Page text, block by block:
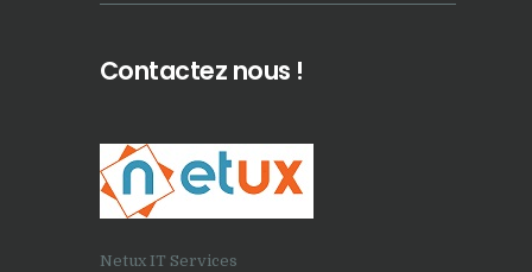
Contactez nous !
Netux IT Services